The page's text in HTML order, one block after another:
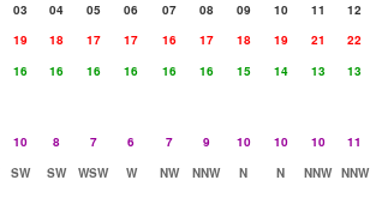
03 04 05 06 07 08 09 10 11 12
19 18 17 17 16 17 18 19 21 22
16 16 16 16 16 16 15 14 13 13
10 8 7 6 7 9 10 10 10 11
SW SW WSW W NW NNW N N NNW NNW